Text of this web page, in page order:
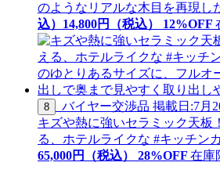
のようなリアルな木目を再現し
込） 14,800円（税込） 12%OFF
8 バイヤー交渉品 掲載日:7月
キズや熱に強いセラミック天板
る、ホテルライクな #キッチン
65,000円（税込） 28%OFF 在庫